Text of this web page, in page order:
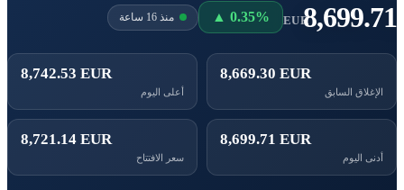
8,699.71
EUR
▲ 0.35% منذ 16 ساعة
8,669.30 EUR
الإغلاق السابق
8,742.53 EUR
أعلى اليوم
8,699.71 EUR
أدنى اليوم
8,721.14 EUR
سعر الافتتاح